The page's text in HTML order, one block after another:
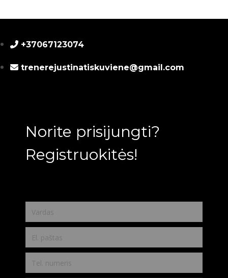
+37067123074
trenerejustinatiskuviene@gmail.com
Norite prisijungti?
Registruokitės!